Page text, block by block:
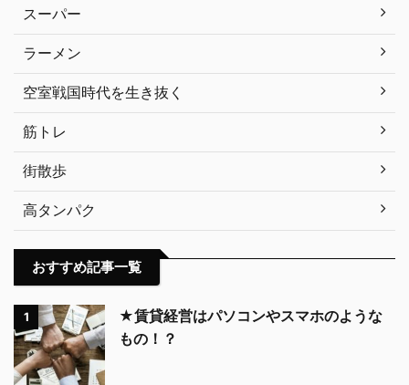
スーパー
ラーメン
空室戦国時代を生き抜く
筋トレ
街散歩
高タンパク
おすすめ記事一覧
1
★賃貸経営はパソコンやスマホのような
もの！？